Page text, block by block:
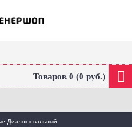
Товаров 0 (0 руб.)
Диалог овальный